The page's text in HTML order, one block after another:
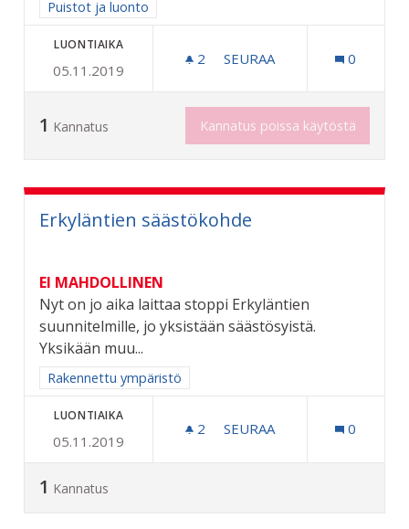
Rajaa tulokset aihepiirin mukaan: Puistot ja luonto
Puistot ja luonto
LUONTIAIKA
05.11.2019
2 2 SEURAAJAA
SEURAA 0
1 Kannatus Kannatus poissa käytöstä
Erkyläntien säästökohde
EI MAHDOLLINEN
Nyt on jo aika laittaa stoppi Erkyläntien
suunnitelmille, jo yksistään säästösyistä.
Yksikään muu...
Rajaa tulokset aihepiirin mukaan: Rakennettu ympäristö
Rakennettu ympäristö
LUONTIAIKA
05.11.2019
2 2 SEURAAJAA
SEURAA 0
1 Kannatus